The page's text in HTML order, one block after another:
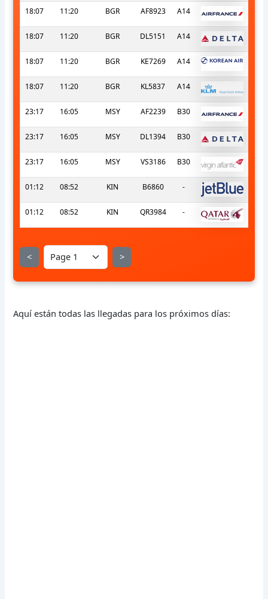
18:07 11:20 BGR AF8923 A14
18:07 11:20 BGR DL5151 A14
18:07 11:20 BGR KE7269 A14
18:07 11:20 BGR KL5837 A14
23:17 16:05 MSY AF2239 B30
23:17 16:05 MSY DL1394 B30
23:17 16:05 MSY VS3186 B30
01:12 08:52 KIN B6860 -
01:12 08:52 KIN QR3984 -
< >
Aquí están todas las llegadas para los próximos días: